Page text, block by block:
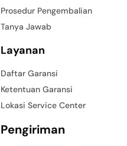
Prosedur Pengembalian
Tanya Jawab
Layanan
Daftar Garansi
Ketentuan Garansi
Lokasi Service Center
Pengiriman